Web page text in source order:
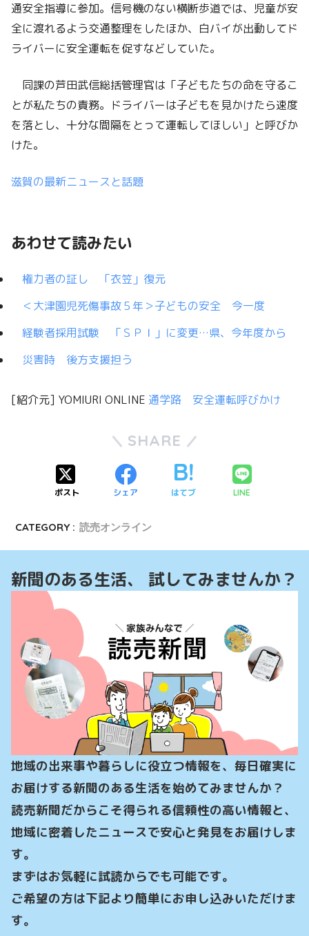
通安全指導に参加。信号機のない横断歩道では、児童が安
全に渡れるよう交通整理をしたほか、白バイが出動してド
ライバーに安全運転を促すなどしていた。
同課の芦田武信総括管理官は「子どもたちの命を守るこ
とが私たちの責務。ドライバーは子どもを見かけたら速度
を落とし、十分な間隔をとって運転してほしい」と呼びか
けた。
滋賀の最新ニュースと話題
あわせて読みたい
権力者の証し 「衣笠」復元
＜大津園児死傷事故５年＞子どもの安全 今一度
経験者採用試験 「ＳＰＩ」に変更…県、今年度から
災害時 後方支援担う
[紹介元] YOMIURI ONLINE 通学路 安全運転呼びかけ
SHARE
ポスト シェア はてブ LINE
CATEGORY : 読売オンライン
新聞のある生活、 試してみませんか？
地域の出来事や暮らしに役立つ情報を、毎日確実に
お届けする新聞のある生活を始めてみませんか？
読売新聞だからこそ得られる信頼性の高い情報と、
地域に密着したニュースで安心と発見をお届けしま
す。
まずはお気軽に試読からでも可能です。
ご希望の方は下記より簡単にお申し込みいただけま
す。